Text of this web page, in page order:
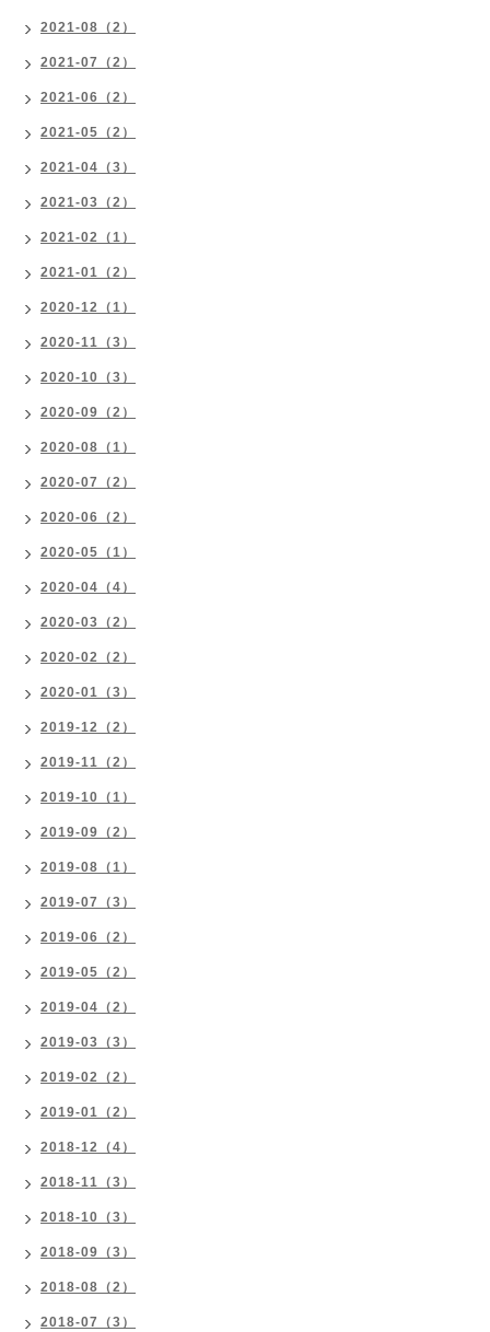
2021-08（2）
2021-07（2）
2021-06（2）
2021-05（2）
2021-04（3）
2021-03（2）
2021-02（1）
2021-01（2）
2020-12（1）
2020-11（3）
2020-10（3）
2020-09（2）
2020-08（1）
2020-07（2）
2020-06（2）
2020-05（1）
2020-04（4）
2020-03（2）
2020-02（2）
2020-01（3）
2019-12（2）
2019-11（2）
2019-10（1）
2019-09（2）
2019-08（1）
2019-07（3）
2019-06（2）
2019-05（2）
2019-04（2）
2019-03（3）
2019-02（2）
2019-01（2）
2018-12（4）
2018-11（3）
2018-10（3）
2018-09（3）
2018-08（2）
2018-07（3）